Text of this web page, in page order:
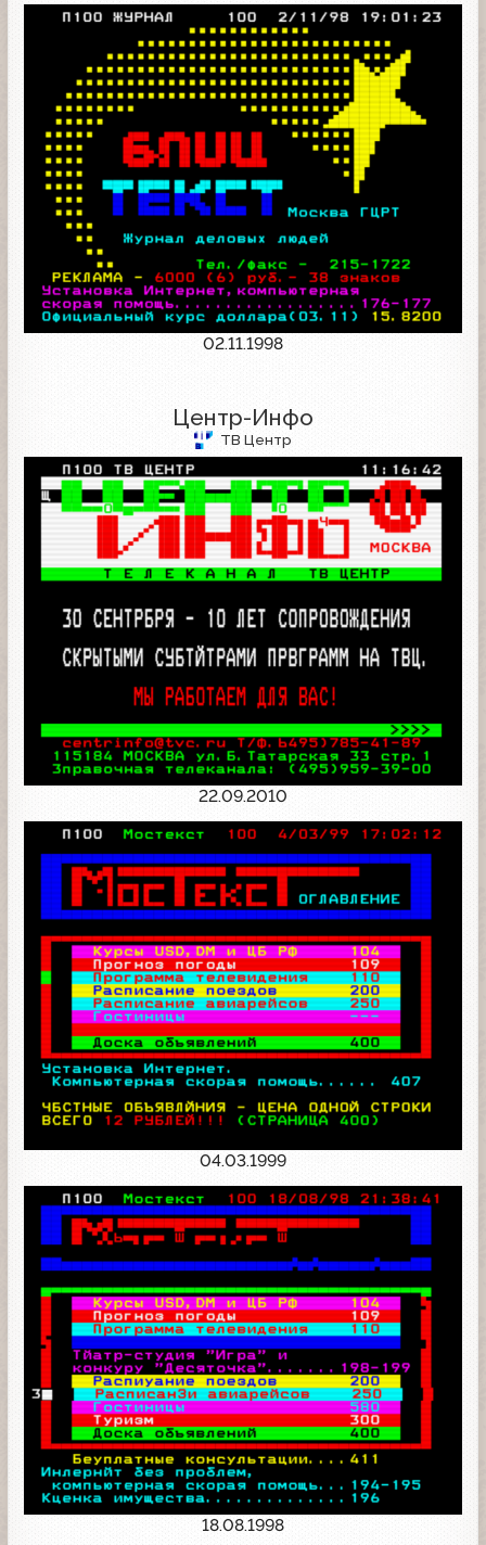
02.11.1998
Центр-Инфо
ТВ Центр
22.09.2010
04.03.1999
18.08.1998